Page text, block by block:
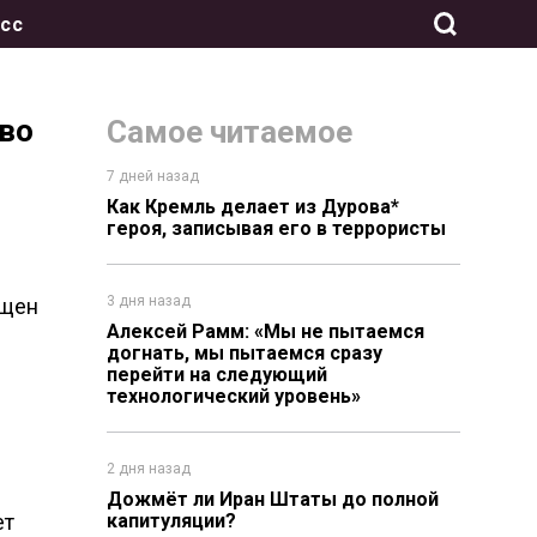
Самое читаемое
7 дней назад
Как Кремль делает из Дурова*
героя, записывая его в террористы
3 дня назад
Алексей Рамм: «Мы не пытаемся
догнать, мы пытаемся сразу
перейти на следующий
технологический уровень»
2 дня назад
Дожмёт ли Иран Штаты до полной
капитуляции?